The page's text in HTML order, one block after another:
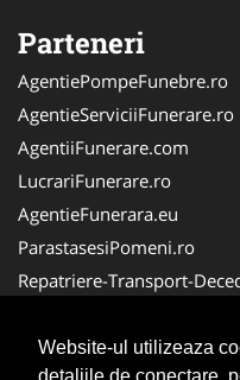
Website-ul utilizeaza
Parteneri
AgentiePompeFunebre.ro
AgentieServiciiFunerare.ro
AgentiiFunerare.com
LucrariFunerare.ro
AgentieFunerara.eu
ParastasesiPomeni.ro
Repatriere-Transport-
CasaFunerara.com